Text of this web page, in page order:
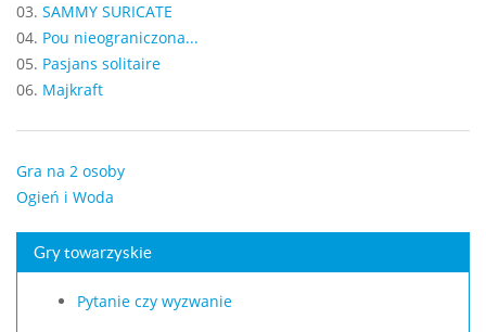
03. SAMMY SURICATE
04. Pou nieograniczona...
05. Pasjans solitaire
06. Majkraft
Gra na 2 osoby
Ogień i Woda
Gry towarzyskie
Pytanie czy wyzwanie